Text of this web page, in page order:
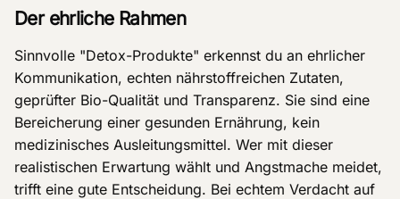
Der ehrliche Rahmen
Sinnvolle "Detox-Produkte" erkennst du an ehrlicher
Kommunikation, echten nährstoffreichen Zutaten,
geprüfter Bio-Qualität und Transparenz. Sie sind eine
Bereicherung einer gesunden Ernährung, kein
medizinisches Ausleitungsmittel. Wer mit dieser
realistischen Erwartung wählt und Angstmache meidet,
trifft eine gute Entscheidung. Bei echtem Verdacht auf